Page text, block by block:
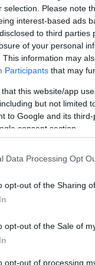
selection. Please note
interest-based ads
to third
of your personal
This information may
Participants that may
that this website/app
but not limited
to Google and its
consent section.
Data Processing Opt
opt-out of the Sharing
opt-out of the Sale of
opt-out of processing
magyar nyelvű
első
Hargitai Iván,
a bemutatót
író, Márton
megírásával.
évadban